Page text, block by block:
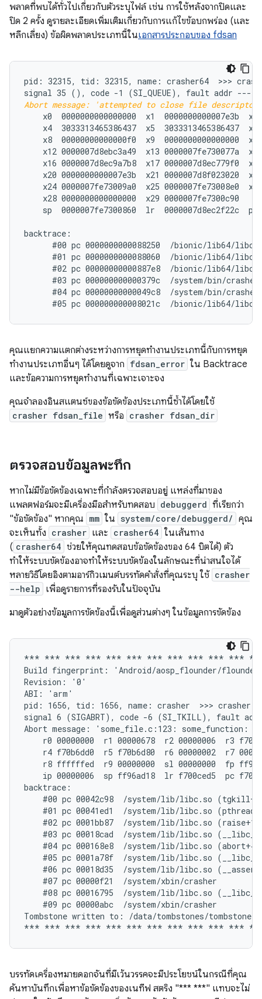
พลาดที่พบได้ทั่วไปเกี่ยวกับตัวระบุไฟล์ เช่น การใช้หลังจากปิดและ
ปิด 2 ครั้ง ดูรายละเอียดเพิ่มเติมเกี่ยวกับการแก้ไขข้อบกพร่อง (และ
หลีกเลี่ยง) ข้อผิดพลาดประเภทนี้ในเอกสารประกอบของ fdsan
pid: 32315, tid: 32315, name: crasher64  >>>
signal 35 (
Abort message: 'attempted to close file descriptor
x0  0000000000000000  x1  0000000000007e3b
x4  3033313465386437  x5  3033313465386437
x8  00000000000000f0  x9  0000000000000000
x12 0000007d8ebc3a49  x13 0000007fe730077a
x16 0000007d8ec9a7b8  x17 0000007d8ec779f0
x20 0000000000007e3b  x21 0000007d8f023020
x24 0000007fe73009a0  x25 0000007fe73008e0
    x28 0000000000000000  x29 0000007fe7300c90
sp  0000007fe7300860  lr  0000007d8ec2f22c  pc
backtrace:
#00 pc 0000000000088250  /bionic/lib64/
#01 pc 0000000000088060  /bionic/lib64/
#02 pc 00000000000887e8  /bionic/lib64/
#03 pc 000000000000379c  /system/bin/
#04 pc 00000000000049c8  /system/bin/
คุณแยกความแตกต่างระหว่างการหยุดทำงานประเภทนี้กับการหยุด
ทำงานประเภทอื่นๆ ได้โดยดูจาก fdsan_error ใน Backtrace
และข้อความการหยุดทำงานที่เฉพาะเจาะจง
คุณจำลองอินสแตนซ์ของข้อขัดข้องประเภทนี้ซ้ำได้โดยใช้
crasher fdsan_file หรือ crasher fdsan_dir
ตรวจสอบข้อมูลพะทึก
หากไม่มีข้อขัดข้องเฉพาะที่กําลังตรวจสอบอยู่ แหล่งที่มาของ
แพลตฟอร์มจะมีเครื่องมือสําหรับทดสอบ debuggerd ที่เรียกว่า
"ข้อขัดข้อง" หากคุณ mm ใน system/core/debuggerd/ คุณ
จะเห็นทั้ง crasher และ crasher64 ในเส้นทาง
( crasher64 ช่วยให้คุณทดสอบข้อขัดข้องของ 64 บิตได้) ตัว
ทำให้ระบบขัดข้องอาจทำให้ระบบขัดข้องในลักษณะที่น่าสนใจได้
หลายวิธีโดยอิงตามอาร์กิวเมนต์บรรทัดคำสั่งที่คุณระบุ ใช้ crasher
--help เพื่อดูรายการที่รองรับในปัจจุบัน
มาดูตัวอย่างข้อมูลการขัดข้องนี้เพื่อดูส่วนต่างๆ ในข้อมูลการขัดข้อง
*** *** *** *** *** *** *** *** *** *** ***
Build fingerprint: 'Android/aosp_flounder/
Revision: '0'
ABI: 'arm'
pid: 1656, tid: 1656, name: crasher  >>> crasher
signal 6 (SIGABRT), code -6 (SI_TKILL), fault
Abort message: 'some_file.c:123:
r0 00000000  r1 00000678  r2 00000006  r3
r4 f70b6dd0  r5 f70b6d80  r6 00000002  r7
r8 ffffffed  r9 00000000  sl 00000000  fp
ip 00000006  sp ff96ad18  lr f700ced5  pc
backtrace:
#00 pc 00042c98  /system/lib/libc.so
#01 pc 00041ed1  /system/lib/libc.so
#02 pc 0001bb87  /system/lib/libc.so
#03 pc 00018cad  /system/lib/libc.so
    #04 pc 000168e8  /system/lib/libc.so (abort+4)
#05 pc 0001a78f  /system/lib/libc.so
#06 pc 00018d35  /system/lib/libc.so
    #07 pc 00000f21  /system/xbin/crasher
#08 pc 00016795  /system/lib/libc.so
    #09 pc 00000abc  /system/xbin/crasher
Tombstone written to: /data/tombstones/
บรรทัดเครื่องหมายดอกจันที่มีเว้นวรรคจะมีประโยชน์ในกรณีที่คุณ
ค้นหาบันทึกเพื่อหาข้อขัดข้องของเนทีฟ สตริง "*** ***" แทบจะไม่